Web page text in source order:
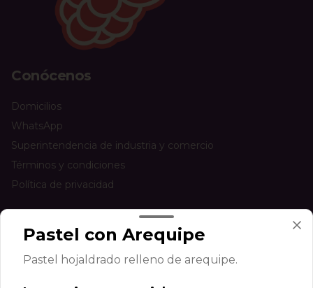
Conócenos
Domicilios
WhatsApp
Superintendencia de industria y comercio
Términos y condiciones
Política de privacidad
Redes sociales
Facebook
Pastel con Arequipe
Pastel hojaldrado relleno de arequipe.